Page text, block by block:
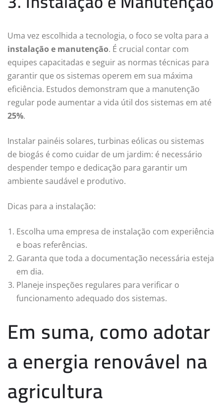
Uma vez escolhida a tecnologia, o foco se volta para a
instalação e manutenção. É crucial contar com
equipes capacitadas e seguir as normas técnicas para
garantir que os sistemas operem em sua máxima
eficiência. Estudos demonstram que a manutenção
regular pode aumentar a vida útil dos sistemas em até
25%.
Instalar painéis solares, turbinas eólicas ou sistemas
de biogás é como cuidar de um jardim: é necessário
despender tempo e dedicação para garantir um
ambiente saudável e produtivo.
Dicas para a instalação:
Escolha uma empresa de instalação com experiência
e boas referências.
Garanta que toda a documentação necessária esteja
em dia.
Planeje inspeções regulares para verificar o
funcionamento adequado dos sistemas.
Em suma, como adotar
a energia renovável na
agricultura